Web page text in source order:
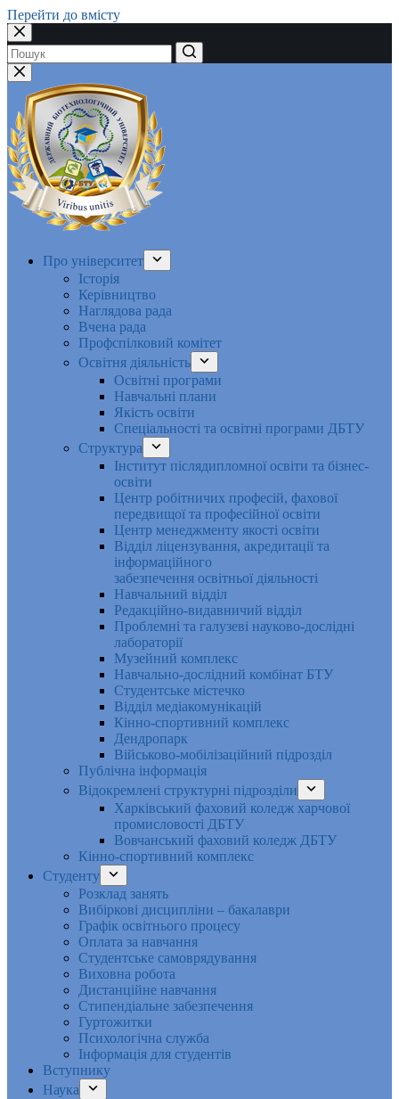
Перейти до вмісту
Немає
результатів
Про університет
Історія
Керівництво
Наглядова рада
Вчена рада
Профспілковий комітет
Освітня діяльність
Освітні програми
Навчальні плани
Якість освіти
Спеціальності та освітні програми ДБТУ
Структура
Інститут післядипломної освіти та бізнес-
освіти
Центр робітничих професій, фахової
передвищої та професійної освіти
Центр менеджменту якості освіти
Відділ ліцензування, акредитації та
інформаційного
забезпечення освітньої діяльності
Навчальний відділ
Редакційно-видавничий відділ
Проблемні та галузеві науково-дослідні
лабораторії
Музейний комплекс
Навчально-дослідний комбінат БТУ
Студентське містечко
Відділ медіакомунікацій
Кінно-спортивний комплекс
Дендропарк
Військово-мобілізаційний підрозділ
Публічна інформація
Відокремлені структурні підрозділи
Харківський фаховий коледж харчової
промисловості ДБТУ
Вовчанський фаховий коледж ДБТУ
Кінно-спортивний комплекс
Студенту
Розклад занять
Вибіркові дисципліни – бакалаври
Графік освітнього процесу
Оплата за навчання
Студентське самоврядування
Виховна робота
Дистанційне навчання
Стипендіальне забезпечення
Гуртожитки
Психологічна служба
Інформація для студентів
Вступнику
Наука